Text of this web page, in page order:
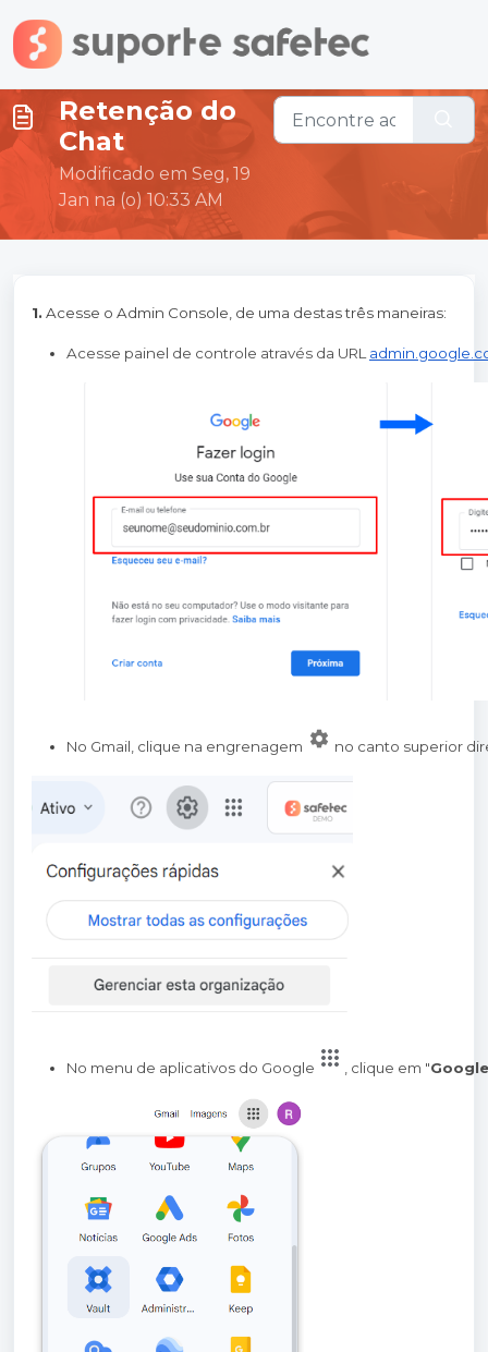
Ir para o conteúdo principal
Retenção do
Chat
Modificado em Seg, 19
Jan na (o) 10:33 AM
1. Acesse o Admin Console, de uma destas três maneiras:
Acesse painel de controle através da URL
No Gmail, clique na engrenagem no canto superior
No menu de aplicativos do Google , clique em "